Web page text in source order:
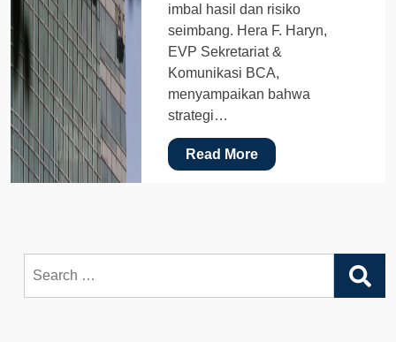
imbal hasil dan risiko
seimbang. Hera F. Haryn,
EVP Sekretariat &
Komunikasi BCA,
menyampaikan bahwa
strategi…
Read More
for: